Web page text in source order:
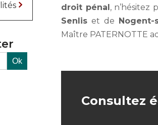
droit pénal, n’hésitez
Senlis et de Nogent-
Maître PATERNOTTE
Consultez